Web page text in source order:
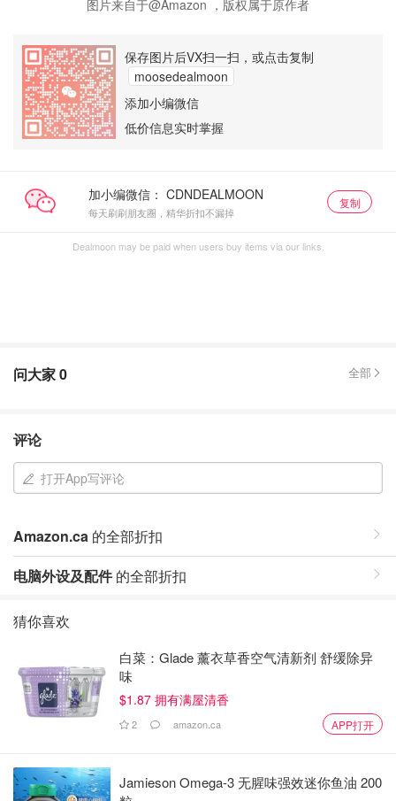
图片来自于@Amazon ，版权属于原作者
保存图片后VX扫一扫，或点击复制
moosedealmoon
添加小编微信
低价信息实时掌握
加小编微信：
每天刷刷朋友圈，精华折扣不漏掉
复制
Dealmoon may be paid when users buy items via our links.
问大家0 全部
评论
打开App写评论
Amazon.ca 的全部折扣
电脑外设及配件的全部折扣
猜你喜欢
白菜：Glade 薰衣草香空气清新剂 舒缓除异
味
$1.87 拥有满屋清香
2 amazon.ca APP打开
Jamieson Omega-3 无腥味强效迷你鱼油 200